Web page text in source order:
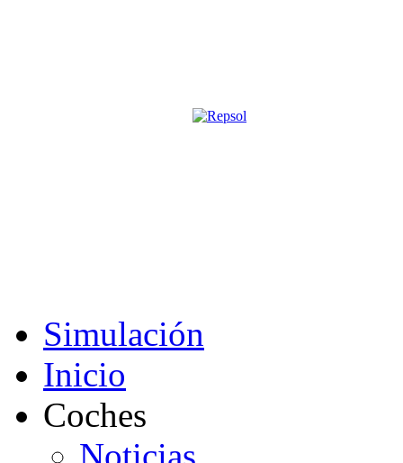
Simulación
Inicio
Coches
Noticias